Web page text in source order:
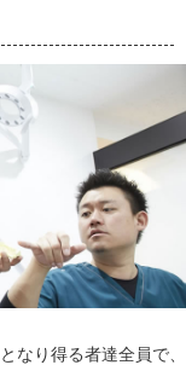
なり得る者達全員で、